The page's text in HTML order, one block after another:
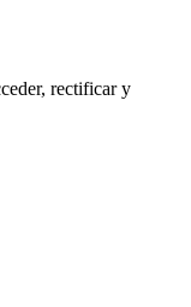
rectificar y